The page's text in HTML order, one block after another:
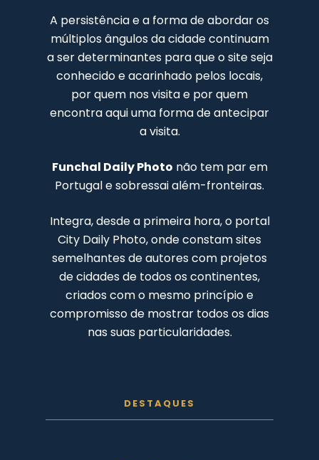
A persistência e a forma de abordar os
múltiplos ângulos da cidade continuam
a ser determinantes para que o site seja
conhecido e acarinhado pelos locais,
por quem nos visita e por quem
encontra aqui uma forma de antecipar
a visita.
Funchal Daily Photo não tem par em
Portugal e sobressai além-fronteiras.
Integra, desde a primeira hora, o portal
City Daily Photo, onde constam sites
semelhantes de autores com projetos
de cidades de todos os continentes,
criados com o mesmo princípio e
compromisso de mostrar todos os dias
nas suas particularidades.
DESTAQUES